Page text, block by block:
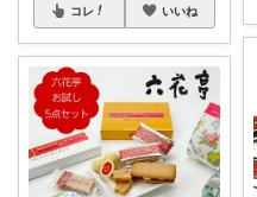
コレ いいね